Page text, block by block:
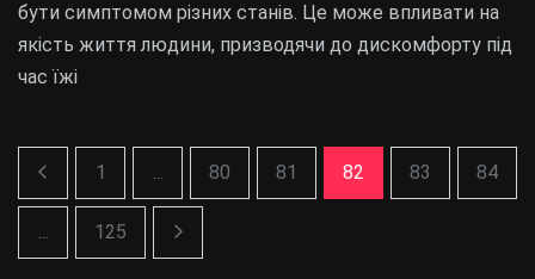
бути симптомом різних станів. Це може впливати на
якість життя людини, призводячи до дискомфорту під
час їжі
1 ... 80 81 82 83 84
... 125